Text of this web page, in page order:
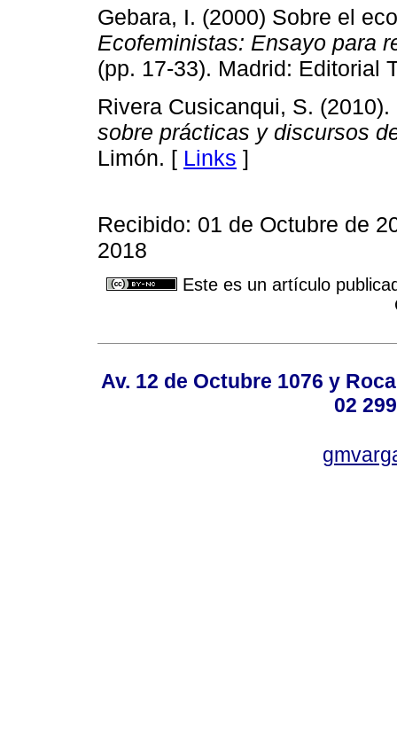
Gebara, I. (2000) Sobre el
Ecofeministas: Ensayo para
(pp. 17-33). Madrid: Editorial
Rivera Cusicanqui, S. (2010).
sobre prácticas y discursos
Limón. [ Links ]
Recibido: 01 de Octubre de
2018
Este es un artículo
Av. 12 de Octubre 1076 y
02